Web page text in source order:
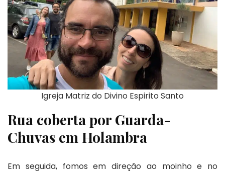
Igreja Matriz do Divino Espirito Santo
Rua coberta por Guarda-
Chuvas em Holambra
Em seguida, fomos em direção ao moinho e no